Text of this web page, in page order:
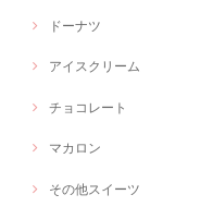
ドーナツ
アイスクリーム
チョコレート
マカロン
その他スイーツ